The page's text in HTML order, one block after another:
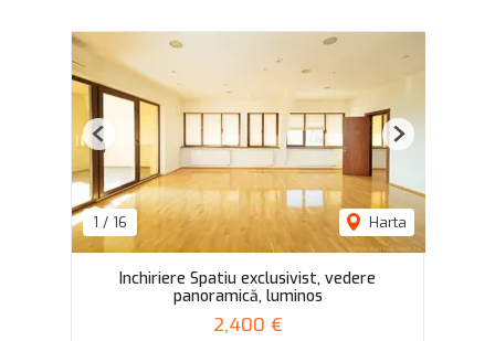
1 / 16 Harta
Previous Next
Inchiriere Spatiu exclusivist, vedere
panoramică, luminos
2,400 €